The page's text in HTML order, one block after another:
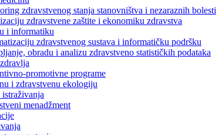
zdravstvenog stanja stanovništva i nezaraznih bolesti
zdravstvene zaštite i ekonomiku zdravstva
i informatiku
zdravstvenog sustava i informatičku podršku
obradu i analizu zdravstveno statističkih podataka
promotivne programe
i zdravstvenu ekologiju
menadžment